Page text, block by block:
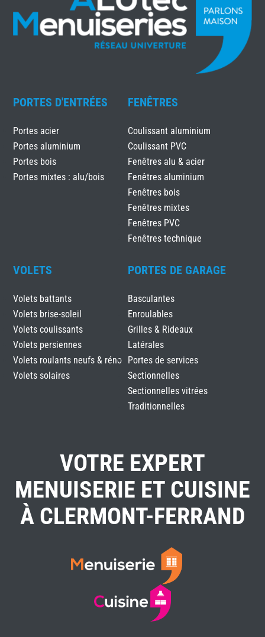
PORTES D'ENTRÉES
Portes acier
Portes aluminium
Portes bois
Portes mixtes : alu/bois
FENÊTRES
Coulissant aluminium
Coulissant PVC
Fenêtres alu & acier
Fenêtres aluminium
Fenêtres bois
Fenêtres mixtes
Fenêtres PVC
Fenêtres technique
VOLETS
Volets battants
Volets brise-soleil
Volets coulissants
Volets persiennes
Volets roulants neufs & réno
Volets solaires
PORTES DE GARAGE
Basculantes
Enroulables
Grilles & Rideaux
Latérales
Portes de services
Sectionnelles
Sectionnelles vitrées
Traditionnelles
VOTRE EXPERT
MENUISERIE ET CUISINE
À CLERMONT-FERRAND